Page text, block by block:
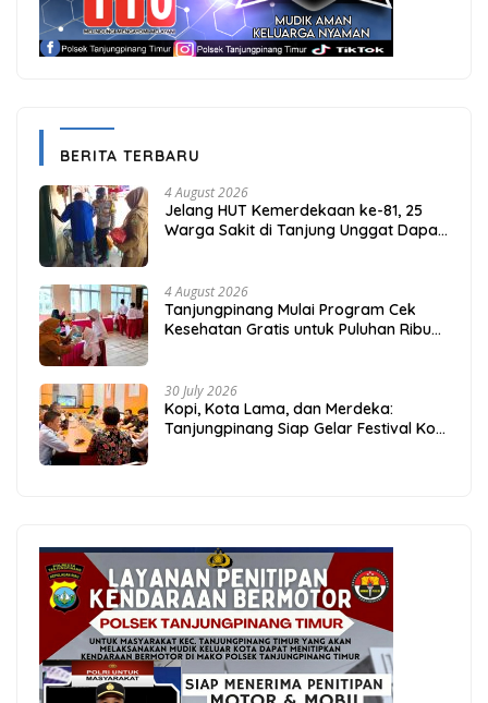
BERITA TERBARU
4 August 2026
Jelang HUT Kemerdekaan ke-81, 25
Warga Sakit di Tanjung Unggat Dapat
4 August 2026
Tanjungpinang Mulai Program Cek
Kesehatan Gratis untuk Puluhan Ribu
30 July 2026
Kopi, Kota Lama, dan Merdeka:
Tanjungpinang Siap Gelar Festival Kopi